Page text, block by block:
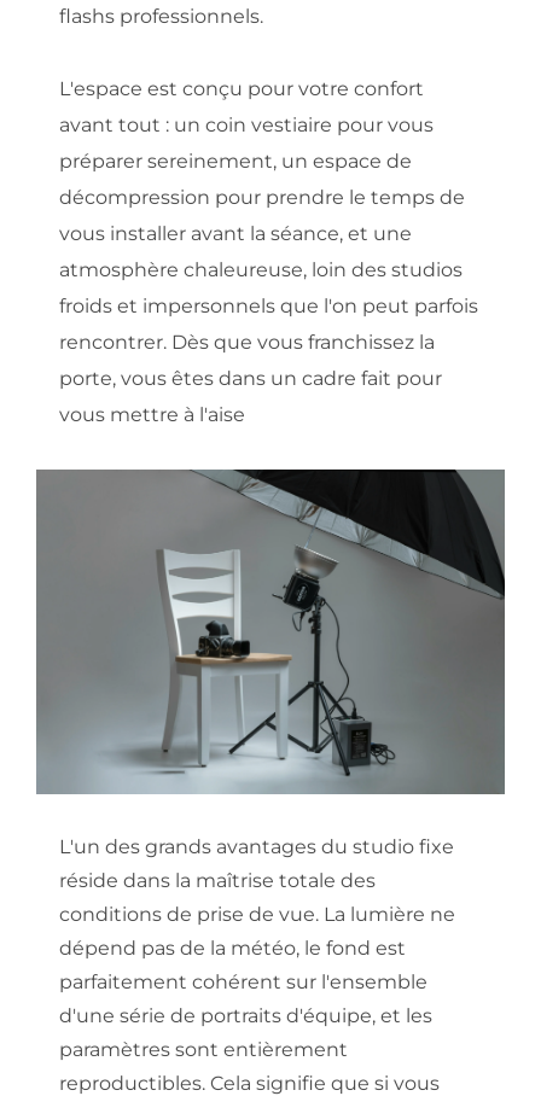
flashs professionnels.
L'espace est conçu pour votre confort
avant tout : un coin vestiaire pour vous
préparer sereinement, un espace de
décompression pour prendre le temps de
vous installer avant la séance, et une
atmosphère chaleureuse, loin des studios
froids et impersonnels que l'on peut parfois
rencontrer. Dès que vous franchissez la
porte, vous êtes dans un cadre fait pour
vous mettre à l'aise
L'un des grands avantages du studio fixe
réside dans la maîtrise totale des
conditions de prise de vue. La lumière ne
dépend pas de la météo, le fond est
parfaitement cohérent sur l'ensemble
d'une série de portraits d'équipe, et les
paramètres sont entièrement
reproductibles. Cela signifie que si vous